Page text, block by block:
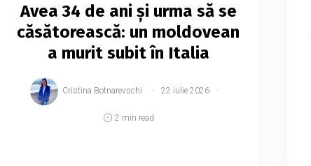
Avea 34 de ani și urma să se
căsătorească: un moldovean
a murit subit în Italia
Cristina Botnarevschi 22 iulie 2026
2 min read